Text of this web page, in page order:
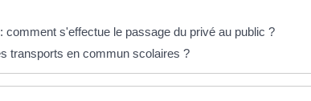
comment s'effectue le passage du privé au public ?
transports en commun scolaires ?